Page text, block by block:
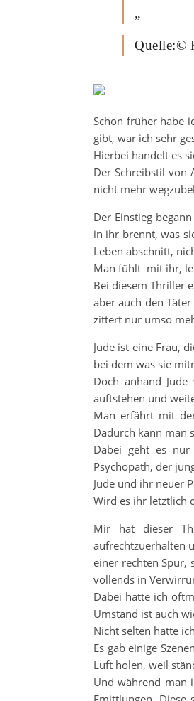
„
Quelle:©
Schon früher habe
gibt, war ich sehr
Hierbei handelt es
Der Schreibstil von
nicht mehr
Der Einstieg
in ihr brennt, was
Leben abschnitt,
Man fühlt mit ihr,
Bei diesem Thriller
aber auch den
zittert nur umso
Jude ist eine Frau,
bei dem was sie
Doch anhand
auftstehen und
Man erfährt mit
Dadurch kann man
Dabei geht es
Psychopath, der
Jude und ihr neuer
Wird es ihr letztlich
Mir hat dieser
aufrechtzuerhalten
einer rechten Spur,
vollends in
Dabei hatte ich
Umstand ist auch
Nicht selten hatte
Es gab einige
Luft holen, weil
Und während man